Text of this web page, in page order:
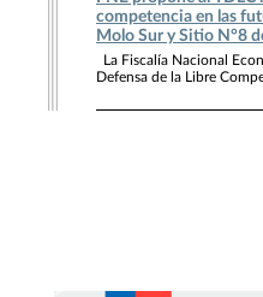
competencia en las
Molo Sur y Sitio N°8
La Fiscalía Nacional
Defensa de la Libre